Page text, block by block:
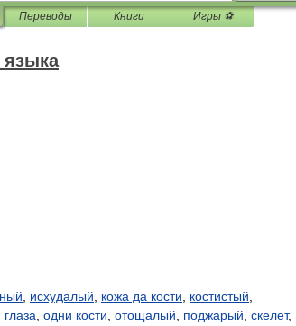
Переводы Книги Игры ⚽
языка
исхудалый кожа да кости костистый
одни кости отощалый поджарый скелет,